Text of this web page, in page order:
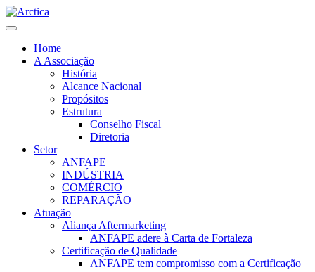
Home
A Associação
História
Alcance Nacional
Propósitos
Estrutura
Conselho Fiscal
Diretoria
Setor
ANFAPE
INDÚSTRIA
COMÉRCIO
REPARAÇÃO
Atuação
Aliança Aftermarketing
ANFAPE adere à Carta de Fortaleza
Certificação de Qualidade
ANFAPE tem compromisso com a Certificação